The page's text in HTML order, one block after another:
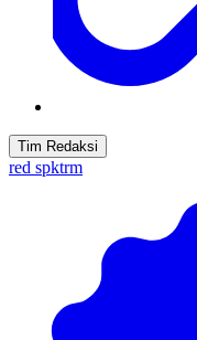
Tim Redaksi
red spktrm